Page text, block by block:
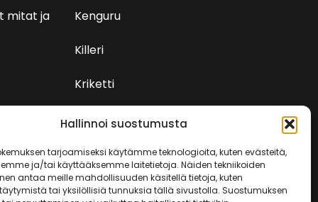
Hallinnoi suostumusta
tarjoamiseksi käytämme teknologioita, kuten evästeitä,
ja/tai käyttääksemme laitetietoja. Näiden tekniikoiden
antaa meille mahdollisuuden käsitellä tietoja, kuten
tai yksilöllisiä tunnuksia tällä sivustolla. Suostumuksen
mitat ja Kenguru
Killeri
Kriketti
Rundi